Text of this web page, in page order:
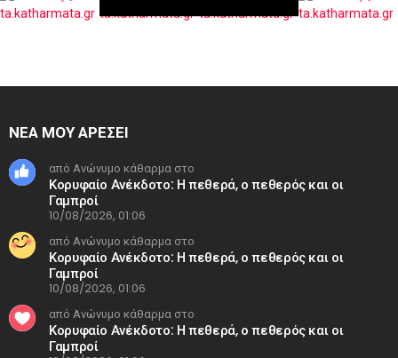
ΝΕΑ ΜΟΥ ΑΡΕΣΕΙ
από Ανώνυμο κάθαρμα στο
Κορυφαίο Ανέκδοτο: H πεθερά, ο πεθερός και οι
Γαμπροί
10/08/2026, 01:06
από Ανώνυμο κάθαρμα στο
Κορυφαίο Ανέκδοτο: H πεθερά, ο πεθερός και οι
Γαμπροί
10/08/2026, 01:06
από Ανώνυμο κάθαρμα στο
Κορυφαίο Ανέκδοτο: H πεθερά, ο πεθερός και οι
Γαμπροί